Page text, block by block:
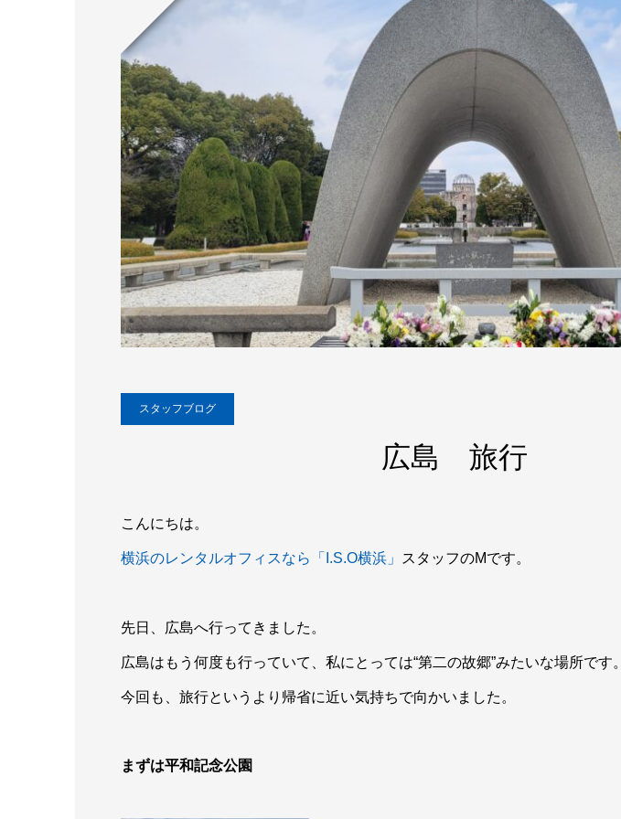
スタッフブログ
広島 旅行
こんにちは。
横浜のレンタルオフィスなら「I.S.O横浜」 スタッフのMです。
先日、広島へ行ってきました。
広島はもう何度も行っていて、私にとっては“第二の故郷”みたいな場所です。
今回も、旅行というより帰省に近い気持ちで向かいました。
まずは平和記念公園